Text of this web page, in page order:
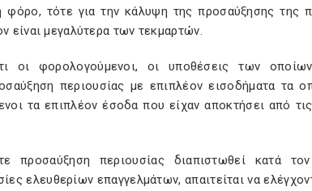
τότε για την κάλυψη της προσαύξησης της
είναι μεγαλύτερα των τεκμαρτών.
οι φορολογούμενοι, οι υποθέσεις των
περιουσίας με επιπλέον εισοδήματα τα
τα επιπλέον έσοδα που είχαν αποκτήσει από
προσαύξηση περιουσίας διαπιστωθεί κατά
ελευθερίων επαγγελμάτων, απαιτείται να